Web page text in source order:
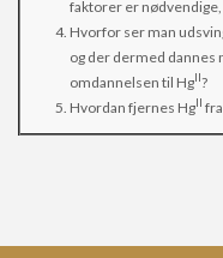
faktorer er
Hvorfor ser man
og der dermed dannes
omdannelsen til HgII?
Hvordan fjernes HgII